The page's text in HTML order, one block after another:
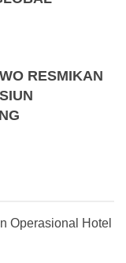
RESMIKAN
Operasional Hotel